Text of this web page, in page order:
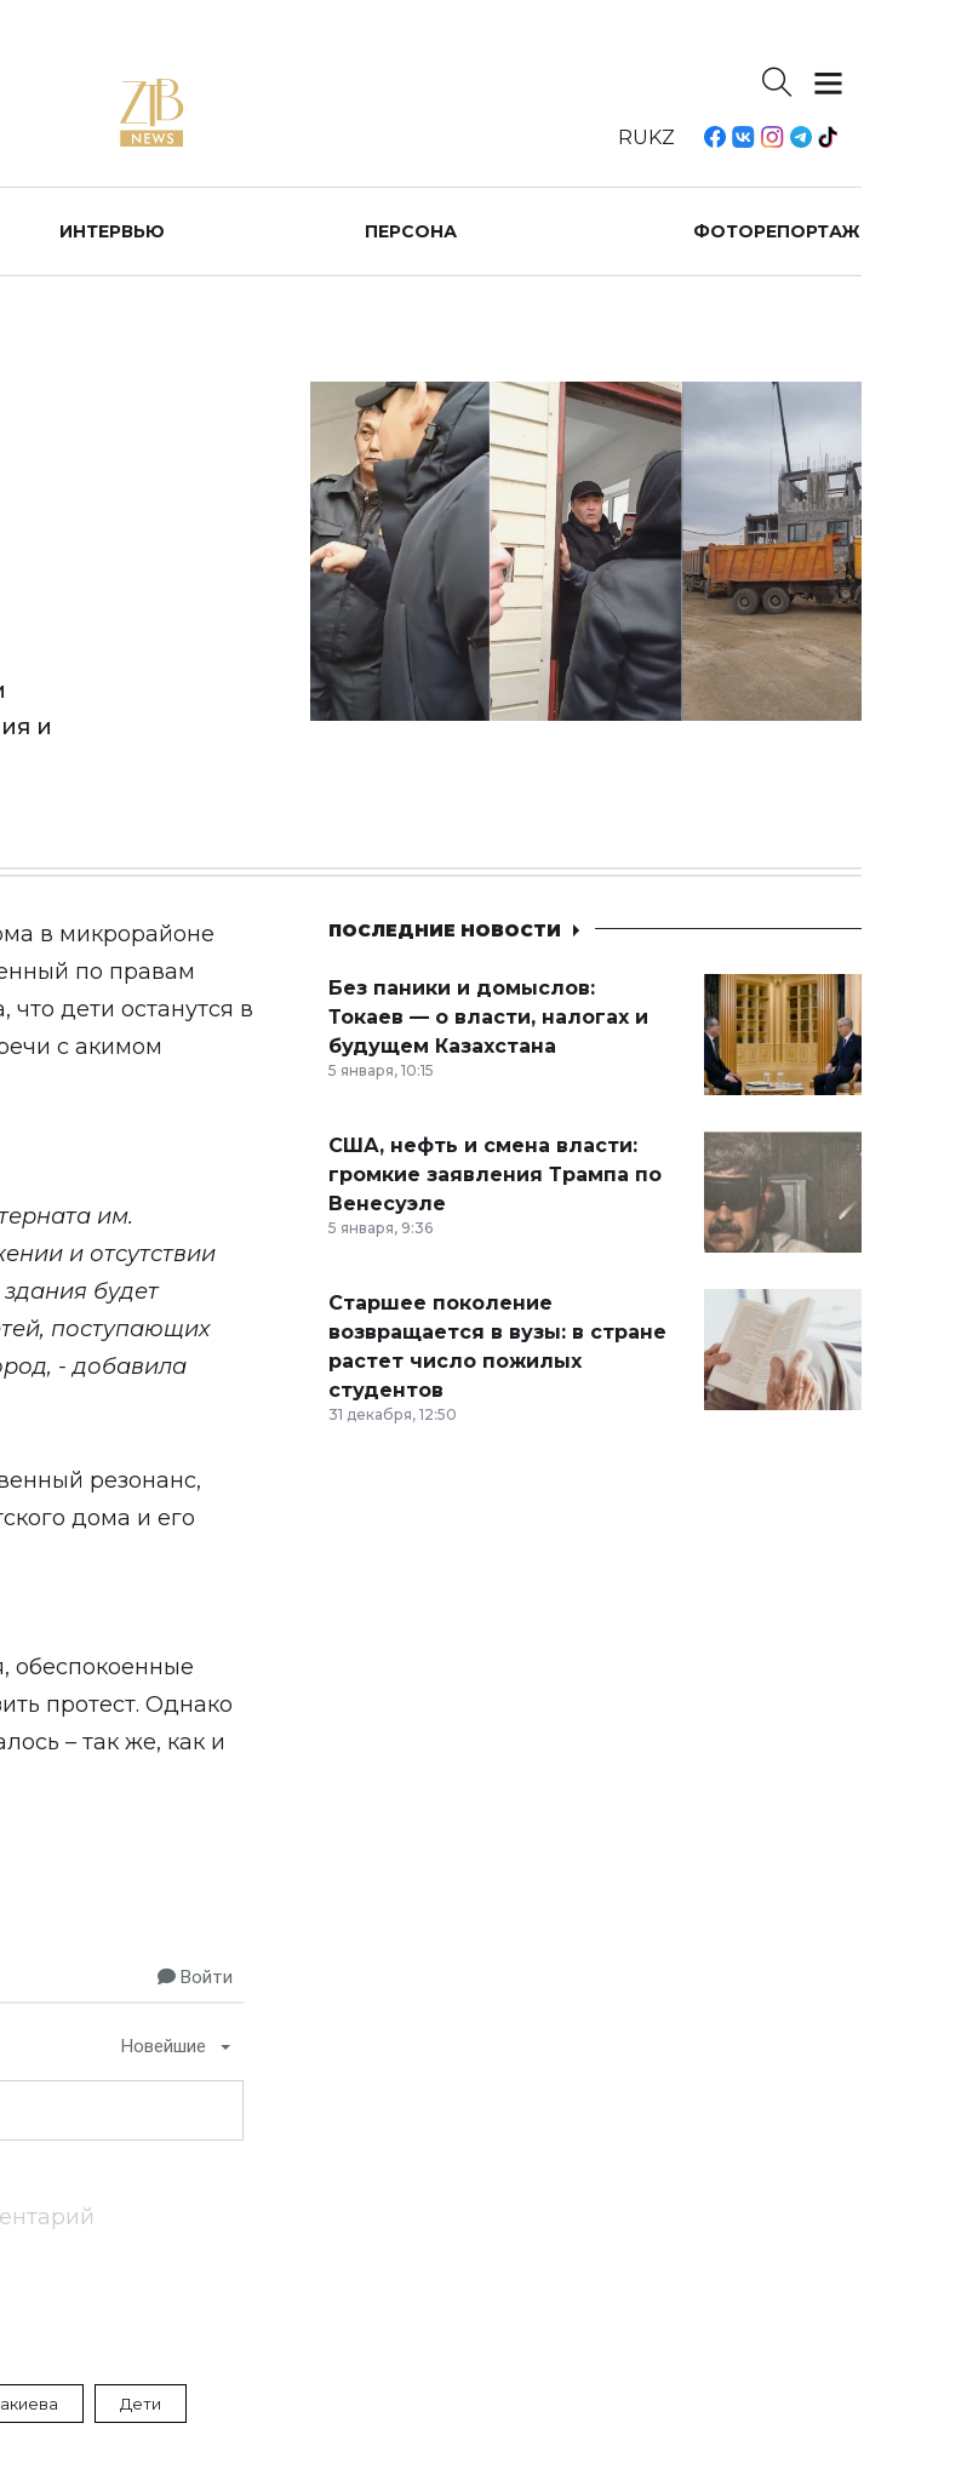
RUKZ
ИНТЕРВЬЮ ПЕРСОНА ФОТОРЕПОРТАЖ
и
в микрорайоне
по правам
дети останутся в
с акимом
им.
и отсутствии
будет
поступающих
- добавила
резонанс,
дома и его
обеспокоенные
протест. Однако
– так же, как и
Войти
Новейшие
Дети
ПОСЛЕДНИЕ НОВОСТИ
Без паники и домыслов:
Токаев — о власти, налогах и
будущем Казахстана
5 января, 10:15
США, нефть и смена власти:
громкие заявления Трампа по
Венесуэле
5 января, 9:36
Старшее поколение
возвращается в вузы: в стране
растет число пожилых
студентов
31 декабря, 12:50